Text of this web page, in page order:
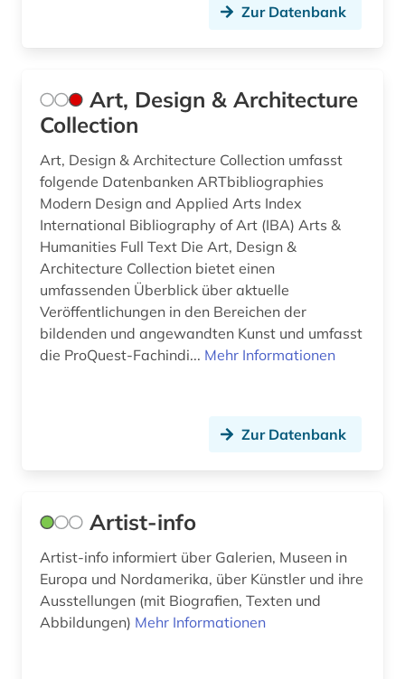
japan (3)
karte (1)
kassel (1)
katalog (2)
kirchengeschichte (1)
klassische archäologie (1)
klassische philologie (3)
klassische studien (2)
kommentar (4)
konfiskation (1)
konkordanz (1)
Zur Datenbank
Art, Design & Architecture
Collection
Art, Design & Architecture Collection umfasst
folgende Datenbanken ARTbibliographies
Modern Design and Applied Arts Index
International Bibliography of Art (IBA) Arts &
Humanities Full Text Die Art, Design &
Architecture Collection bietet einen
umfassenden Überblick über aktuelle
Veröffentlichungen in den Bereichen der
bildenden und angewandten Kunst und umfasst
die ProQuest-Fachindi... Mehr Informationen
Zur Datenbank
Artist-info
Artist-info informiert über Galerien, Museen in
Europa und Nordamerika, über Künstler und ihre
Ausstellungen (mit Biografien, Texten und
Abbildungen) Mehr Informationen